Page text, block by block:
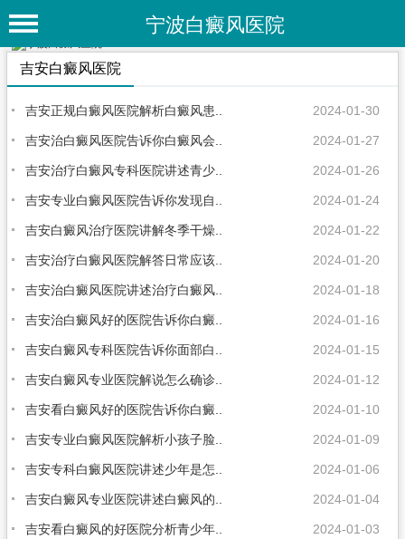
宁波白癜风医院
首 页
医院简介
医院动态
专家团队
特色疗法
白癜风人群
白癜风部位
白癜风类型
吉安白癜风医院
2024-01-30
吉安正规白癜风医院解析白癜风患..
2024-01-27
吉安治白癜风医院告诉你白癜风会..
2024-01-26
吉安治疗白癜风专科医院讲述青少..
2024-01-24
吉安专业白癜风医院告诉你发现自..
2024-01-22
吉安白癜风治疗医院讲解冬季干燥..
2024-01-20
吉安治疗白癜风医院解答日常应该..
2024-01-18
吉安治白癜风医院讲述治疗白癜风..
2024-01-16
吉安治白癜风好的医院告诉你白癜..
2024-01-15
吉安白癜风专科医院告诉你面部白..
2024-01-12
吉安白癜风专业医院解说怎么确诊..
2024-01-10
吉安看白癜风好的医院告诉你白癜..
2024-01-09
吉安专业白癜风医院解析小孩子脸..
2024-01-06
吉安专科白癜风医院讲述少年是怎..
2024-01-04
吉安白癜风专业医院讲述白癜风的..
2024-01-03
吉安看白癜风的好医院分析青少年..